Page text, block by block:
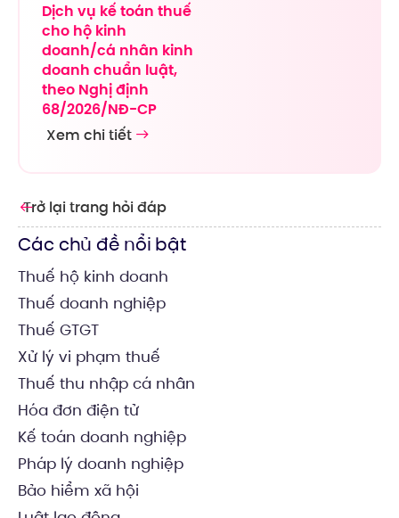
Trở lại trang hỏi đáp
Các chủ đề nổi bật
Thuế hộ kinh doanh
Thuế doanh nghiệp
Thuế GTGT
Xử lý vi phạm thuế
Thuế thu nhập cá nhân
Hóa đơn điện tử
Kế toán doanh nghiệp
Pháp lý doanh nghiệp
Bảo hiểm xã hội
Dịch vụ kế toán thuế
cho hộ kinh
doanh/cá nhân kinh
doanh chuẩn luật,
theo Nghị định
68/2026/NĐ-CP
Xem chi tiết